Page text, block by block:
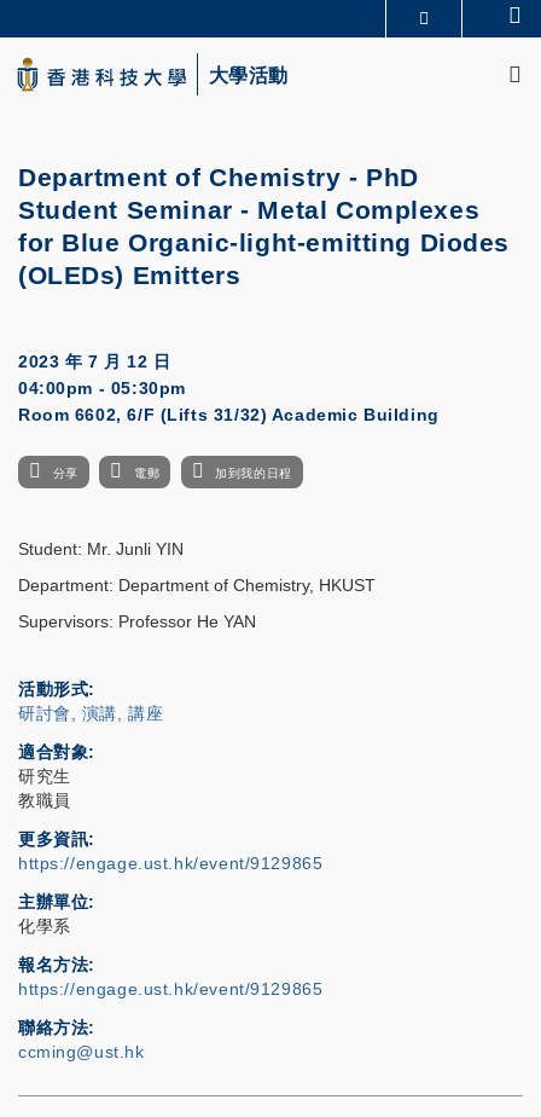
to
main
content
生活@科大
大學活動
Department of Chemistry - PhD
Student Seminar - Metal Complexes
for Blue Organic-light-emitting Diodes
(OLEDs) Emitters
2023 年 7 月 12 日
04:00pm - 05:30pm
Room 6602, 6/F (Lifts 31/32) Academic Building
分享 電郵 加到我的日程
Student: Mr. Junli YIN
Department: Department of Chemistry, HKUST
Supervisors: Professor He YAN
活動形式
研討會, 演講, 講座
適合對象
研究生
教職員
更多資訊
https://engage.ust.hk/event/9129865
主辦單位
化學系
報名方法
https://engage.ust.hk/event/9129865
聯絡方法
ccming@ust.hk